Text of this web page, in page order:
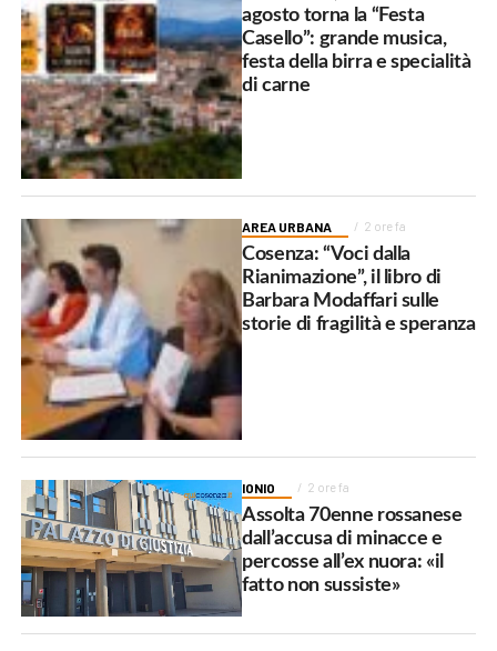
agosto torna la “Festa
Casello”: grande musica,
festa della birra e specialità
di carne
AREA URBANA 2 ore fa
Cosenza: “Voci dalla
Rianimazione”, il libro di
Barbara Modaffari sulle
storie di fragilità e speranza
IONIO 2 ore fa
Assolta 70enne rossanese
dall’accusa di minacce e
percosse all’ex nuora: «il
fatto non sussiste»